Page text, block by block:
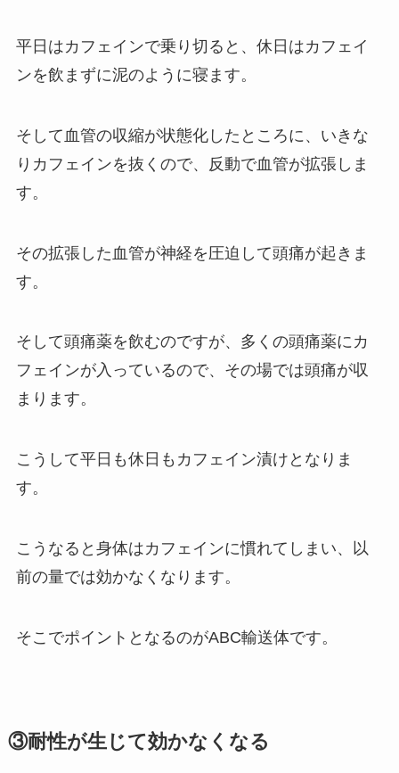
平日はカフェインで乗り切ると、休日はカフェイ
ンを飲まずに泥のように寝ます。
そして血管の収縮が状態化したところに、いきな
りカフェインを抜くので、反動で血管が拡張しま
す。
その拡張した血管が神経を圧迫して頭痛が起きま
す。
そして頭痛薬を飲むのですが、多くの頭痛薬にカ
フェインが入っているので、その場では頭痛が収
まります。
こうして平日も休日もカフェイン漬けとなりま
す。
こうなると身体はカフェインに慣れてしまい、以
前の量では効かなくなります。
そこでポイントとなるのがABC輸送体です。
③耐性が生じて効かなくなる